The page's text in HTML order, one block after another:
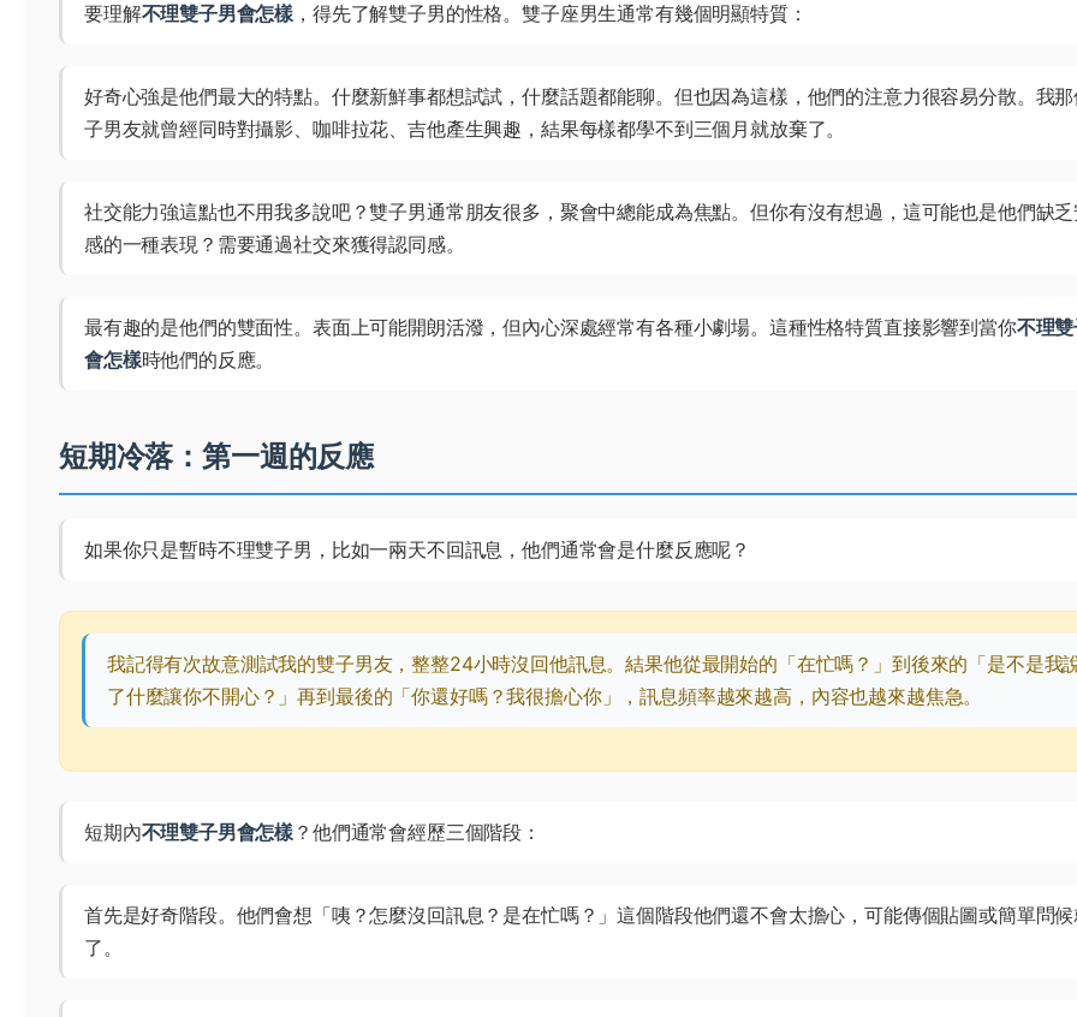
要理解不理雙子男會怎樣 ，得先了解雙子男的性格。雙子座男生通常有幾個明顯特質：
好奇心強是他們最大的特點。什麼新鮮事都想試試，什麼話題都能聊。但也因為這樣，他們的注意力很容易分散。我
子男友就曾經同時對攝影、咖啡拉花、吉他產生興趣，結果每樣都學不到三個月就放棄了。
社交能力強這點也不用我多說吧？雙子男通常朋友很多，聚會中總能成為焦點。但你有沒有想過，這可能也是他們缺
感的一種表現？需要通過社交來獲得認同感。
最有趣的是他們的雙面性。表面上可能開朗活潑，但內心深處經常有各種小劇場。這種性格特質直接影響到當你不理
會怎樣時他們的反應。
短期冷落：第一週的反應
如果你只是暫時不理雙子男，比如一兩天不回訊息，他們通常會是什麼反應呢？
我記得有次故意測試我的雙子男友，整整24小時沒回他訊息。結果他從最開始的「在忙嗎？」到後來的「是不是我
了什麼讓你不開心？」再到最後的「你還好嗎？我很擔心你」，訊息頻率越來越高，內容也越來越焦急。
短期內不理雙子男會怎樣 ？他們通常會經歷三個階段：
首先是好奇階段。他們會想「咦？怎麼沒回訊息？是在忙嗎？」這個階段他們還不會太擔心，可能傳個貼圖或簡單問
了。